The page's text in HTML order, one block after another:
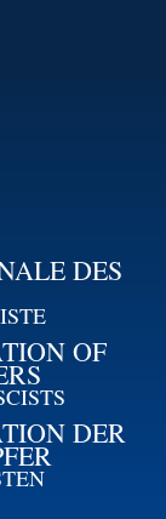
DES
OF
DER